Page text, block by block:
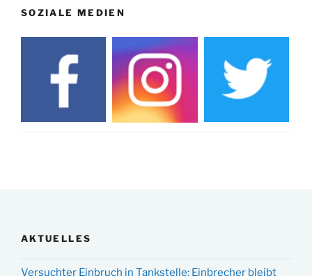
SOZIALE MEDIEN
AKTUELLES
Versuchter Einbruch in Tankstelle: Einbrecher bleibt